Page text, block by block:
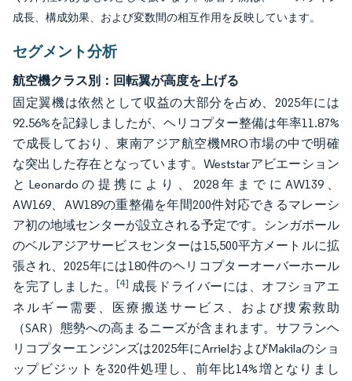
成長、構成効果、および変数間の相互作用を反映しています。
セグメント分析
航空機クラス別：回転翼が高度を上げる
固定翼機は依然として収益の大部分を占め、2025年には
92.56%を記録しましたが、ヘリコプター整備は年率11.87%
で成長しており、東南アジア航空機MRO市場の中で明確
な突出した存在となっています。Weststarアビエーション
とLeonardoの提携により、2028年までにAW139、
AW169、AW189の重整備を年間200件対応できるマレーシ
ア初の地域センターが設立される予定です。シンガポール
のベルアジアサービスセンターは15,500平方メートルに拡
張され、2025年には180件のヘリコプターオーバーホール
を完了しました。[4] 成長ドライバーには、オフショアエ
ネルギー需要、医療搬送サービス、および捜索救助
（SAR）態勢への高まるニーズが含まれます。サフランヘ
リコプターエンジンズは2025年にArrielおよびMakilaのショ
ップビジットを320件処理し、前年比14%増となりまし